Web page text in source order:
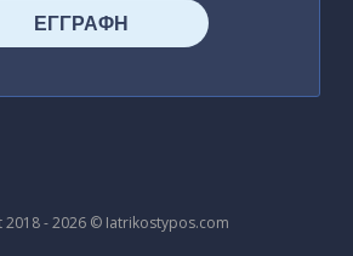
2018 - 2026 © Iatrikostypos.com